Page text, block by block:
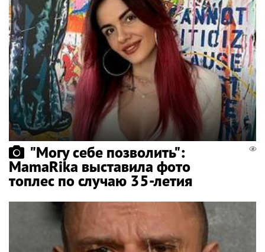
"Могу себе позволить":
MamaRika выставила фото
топлес по случаю 35-летия